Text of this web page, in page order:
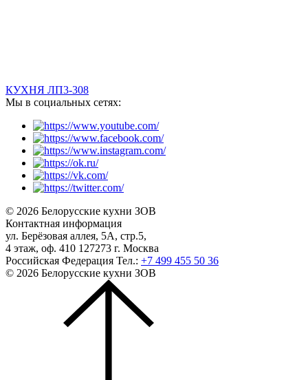
КУХНЯ ЛП3-308
Мы в социальных сетях:
© 2026 Белорусские кухни ЗОВ
Контактная информация
ул. Берёзовая аллея, 5А, стр.5,
4 этаж, оф. 410 127273 г. Москва
Российская Федерация Тел.: +7 499 455 50 36
© 2026 Белорусские кухни ЗОВ